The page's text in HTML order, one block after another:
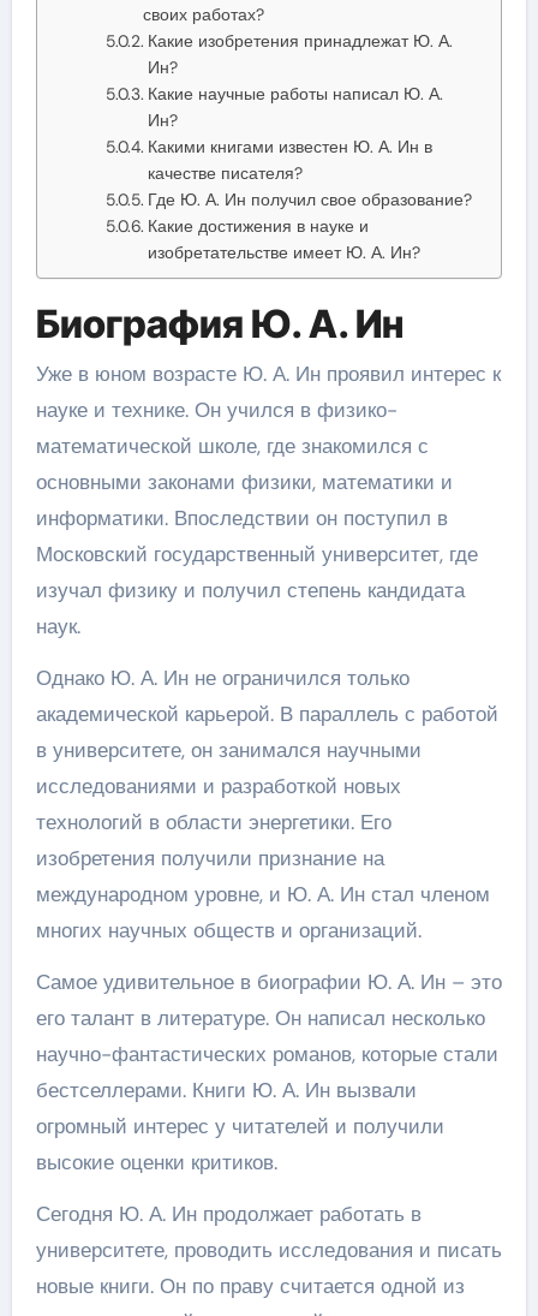
своих работах?
Какие изобретения принадлежат Ю. А.
Ин?
Какие научные работы написал Ю. А.
Ин?
Какими книгами известен Ю. А. Ин в
качестве писателя?
Где Ю. А. Ин получил свое образование?
Какие достижения в науке и
изобретательстве имеет Ю. А. Ин?
Биография Ю. А. Ин
Уже в юном возрасте Ю. А. Ин проявил интерес к
науке и технике. Он учился в физико-
математической школе, где знакомился с
основными законами физики, математики и
информатики. Впоследствии он поступил в
Московский государственный университет, где
изучал физику и получил степень кандидата
наук.
Однако Ю. А. Ин не ограничился только
академической карьерой. В параллель с работой
в университете, он занимался научными
исследованиями и разработкой новых
технологий в области энергетики. Его
изобретения получили признание на
международном уровне, и Ю. А. Ин стал членом
многих научных обществ и организаций.
Самое удивительное в биографии Ю. А. Ин – это
его талант в литературе. Он написал несколько
научно-фантастических романов, которые стали
бестселлерами. Книги Ю. А. Ин вызвали
огромный интерес у читателей и получили
высокие оценки критиков.
Сегодня Ю. А. Ин продолжает работать в
университете, проводить исследования и писать
новые книги. Он по праву считается одной из